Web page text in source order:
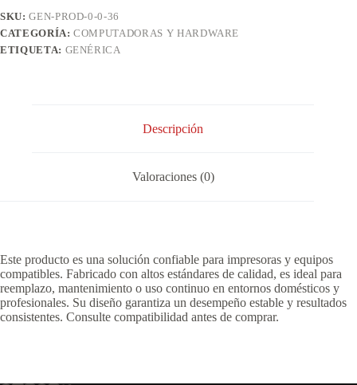
SKU:GEN-PROD-0-0-36
CATEGORÍA:COMPUTADORAS Y HARDWARE
ETIQUETA: GENÉRICA
Descripción
Valoraciones (0)
Este producto es una solución confiable para impresoras y equipos
compatibles. Fabricado con altos estándares de calidad, es ideal para
reemplazo, mantenimiento o uso continuo en entornos domésticos y
profesionales. Su diseño garantiza un desempeño estable y resultados
consistentes. Consulte compatibilidad antes de comprar.